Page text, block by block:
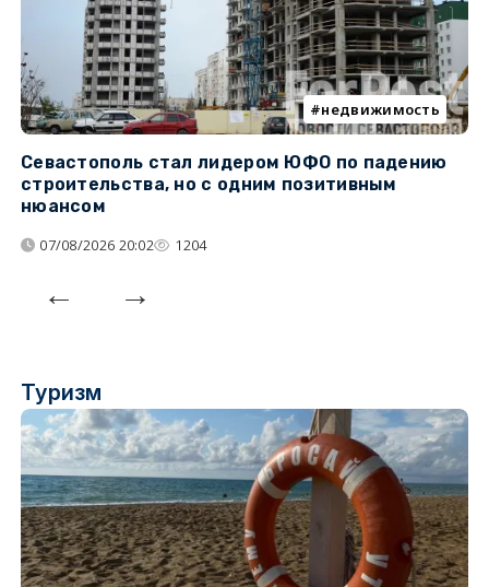
недвижимость
Севастополь стал лидером ЮФО по падению
строительства, но с одним позитивным
нюансом
07/08/2026 20:02 1204
Туризм